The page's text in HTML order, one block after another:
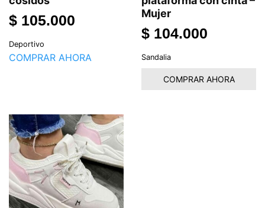
$ 105.000
Deportivo
COMPRAR AHORA
Mujer
$ 104.000
Sandalia
COMPRAR AHORA